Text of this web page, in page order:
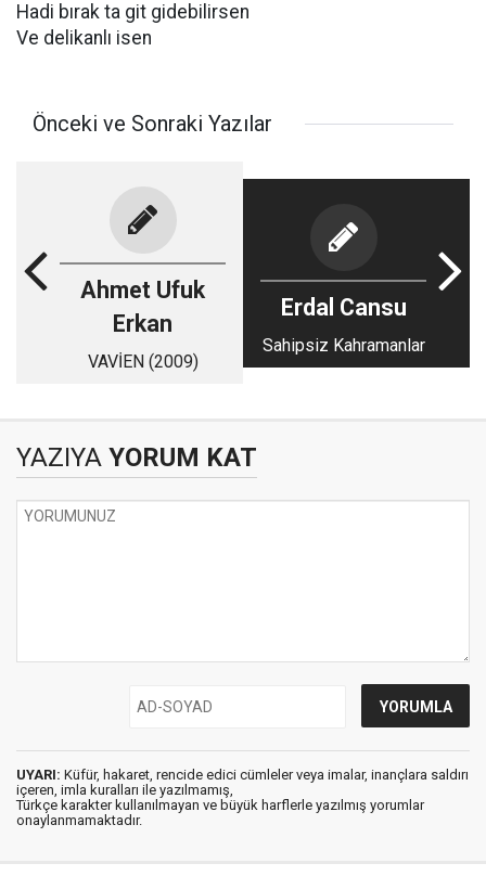
Hadi bırak ta git gidebilirsen
Ve delikanlı isen
Önceki ve Sonraki Yazılar
Ahmet Ufuk
Erkan
VAVİEN (2009)
Erdal Cansu
Sahipsiz Kahramanlar
YAZIYA YORUM KAT
UYARI: Küfür, hakaret, rencide edici cümleler veya imalar, inançlara saldırı
içeren, imla kuralları ile yazılmamış,
Türkçe karakter kullanılmayan ve büyük harflerle yazılmış yorumlar
onaylanmamaktadır.